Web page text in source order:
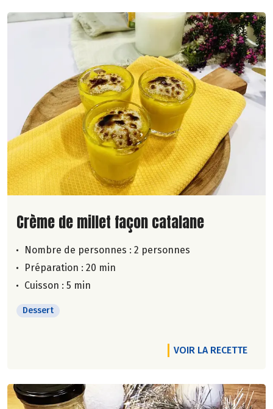
Lire la suite de la recette
Crème de millet façon catalane
Nombre de personnes : 2 personnes
Préparation : 20 min
Cuisson : 5 min
Dessert
VOIR LA RECETTE